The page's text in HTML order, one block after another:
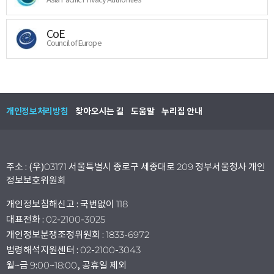
CoE
Council of Europe
개인정보처리방침 찾아오시는 길 도움말 누리집 안내
주소 : (우)03171 서울특별시 종로구 세종대로 209 정부서울청사 개인
정보보호위원회
개인정보침해신고 : 국번없이 118
대표전화 : 02-2100-3025
개인정보분쟁조정위원회 : 1833-6972
법령해석지원센터 : 02-2100-3043
월~금 9:00~18:00, 공휴일 제외